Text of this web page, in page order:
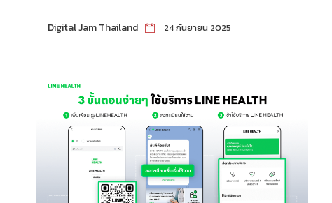
Digital Jam Thailand 24 กันยายน 2025